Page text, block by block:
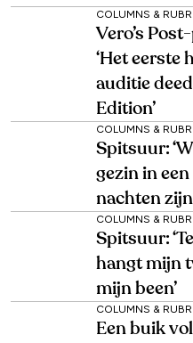
COLUMNS &
Vero’s
‘Het eerste
auditie
Edition’
COLUMNS &
Spitsuur:
gezin in
nachten
COLUMNS &
Spitsuur:
hangt mijn
mijn been’
COLUMNS &
Een buik